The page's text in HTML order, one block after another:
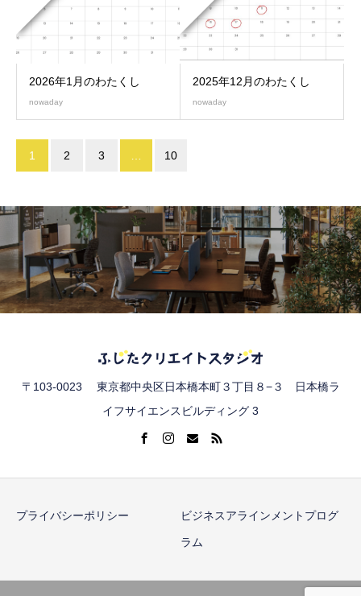
2026年1月のわたくし
nowaday
2025年12月のわたくし
nowaday
1 2 3 10
〒103-0023 東京都中央区日本橋本町３丁目８−３ 日本橋ラ
イフサイエンスビルディング 3
プライバシーポリシー ビジネスアラインメントプログ
ラム